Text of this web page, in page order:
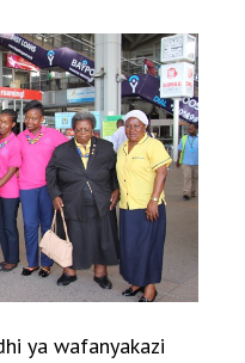
ya wafanyakazi